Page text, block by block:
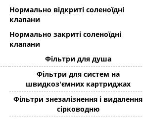
Нормально відкриті соленоїдні
клапани
Нормально закриті соленоїдні
клапани
Фільтри для душа
Фільтри для систем на
швидкоз'ємних картриджах
Фільтри знезалізнення і видалення
сірководню